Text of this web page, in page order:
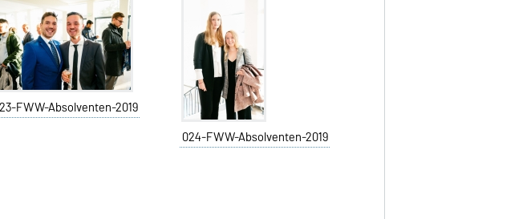
FWW-Absolventen-2019
024-FWW-Absolventen-2019